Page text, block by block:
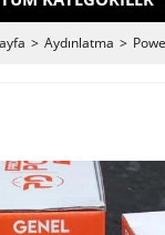
Aydınlatma